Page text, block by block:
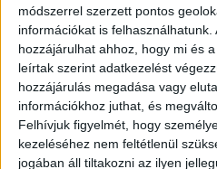
módszerrel szerzett pontos
információkat is
hozzájárulhat ahhoz, hogy mi és
leírtak szerint adatkezelést
hozzájárulás megadása vagy
információkhoz juthat, és
Felhívjuk figyelmét, hogy
kezeléséhez nem feltétlenül
jogában áll tiltakozni az ilyen
Ki jogosult az
hozzátartozói ellátásban
szülői nyugdíj, baleseti
járadék, mezőgazdasági
személy, továbbá
Milyen adatokat kell
igénybejelentőlap kitöltésével